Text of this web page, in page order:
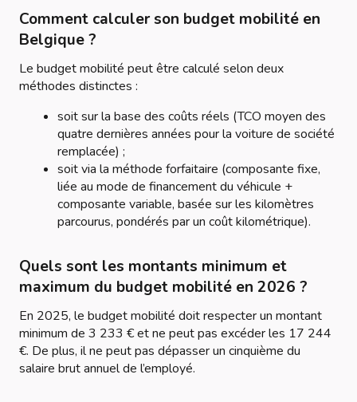
Comment calculer son budget mobilité en
Belgique ?
Le budget mobilité peut être calculé selon deux
méthodes distinctes :
soit sur la base des coûts réels (TCO moyen des
quatre dernières années pour la voiture de société
remplacée) ;
soit via la méthode forfaitaire (composante fixe,
liée au mode de financement du véhicule +
composante variable, basée sur les kilomètres
parcourus, pondérés par un coût kilométrique).
Quels sont les montants minimum et
maximum du budget mobilité en 2026 ?
En 2025, le budget mobilité doit respecter un montant
minimum de 3 233 € et ne peut pas excéder les 17 244
€. De plus, il ne peut pas dépasser un cinquième du
salaire brut annuel de l’employé.